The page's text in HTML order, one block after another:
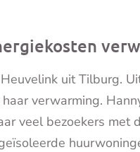
uit Tilburg.
verwarming.
veel bezoekers met